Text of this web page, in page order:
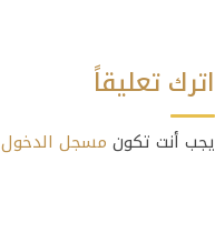
اترك تعليقاً
يجب أنت تكون مسجل الدخول